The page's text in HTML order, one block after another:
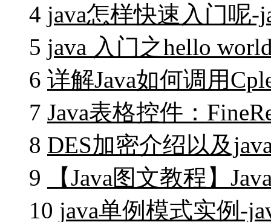
4 java怎样快速入门呢-
5 java 入门之hello
6 详解Java如何调用
7 Java表格控件：
8 DES加密介绍以及
9
【Java图文教程】
10 java单例模式实例-